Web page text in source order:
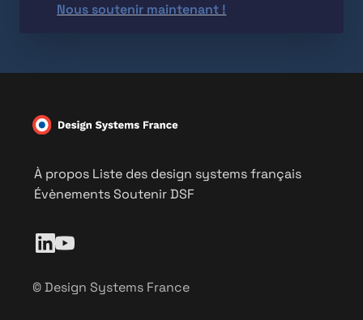
Nous soutenir maintenant !
À propos Liste des design systems français
ÉvènementsSoutenir DSF
© Design Systems France